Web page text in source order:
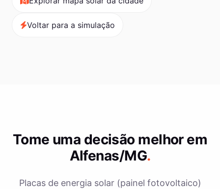
Voltar para a simulação
Tome uma decisão melhor em
Alfenas/MG.
Placas de energia solar (painel fotovoltaico)